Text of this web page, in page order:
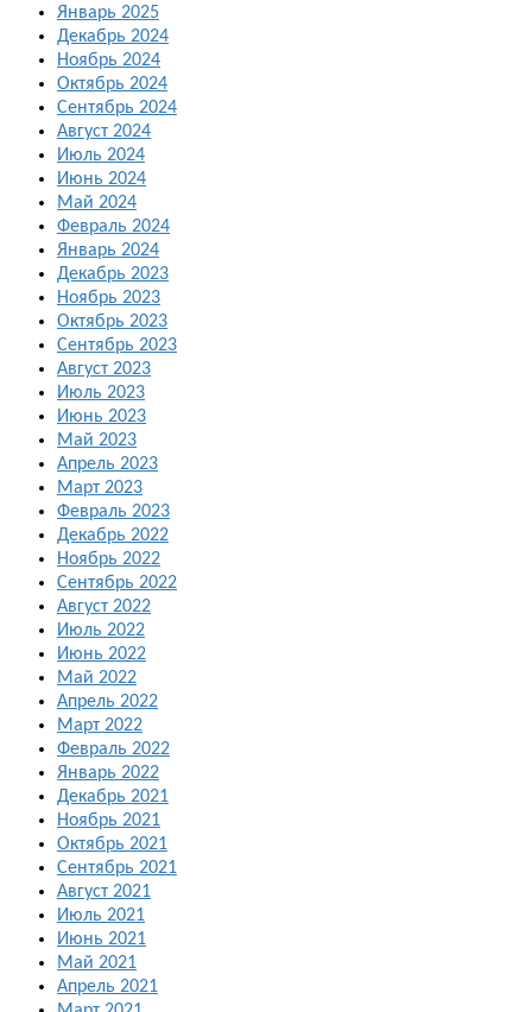
Январь 2025
Декабрь 2024
Ноябрь 2024
Октябрь 2024
Сентябрь 2024
Август 2024
Июль 2024
Июнь 2024
Май 2024
Февраль 2024
Январь 2024
Декабрь 2023
Ноябрь 2023
Октябрь 2023
Сентябрь 2023
Август 2023
Июль 2023
Июнь 2023
Май 2023
Апрель 2023
Март 2023
Февраль 2023
Декабрь 2022
Ноябрь 2022
Сентябрь 2022
Август 2022
Июль 2022
Июнь 2022
Май 2022
Апрель 2022
Март 2022
Февраль 2022
Январь 2022
Декабрь 2021
Ноябрь 2021
Октябрь 2021
Сентябрь 2021
Август 2021
Июль 2021
Июнь 2021
Май 2021
Апрель 2021